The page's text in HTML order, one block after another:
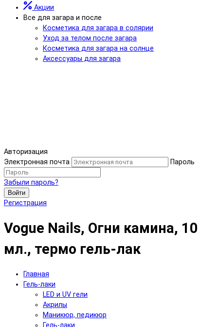
Акции
Все для загара и после
Косметика для загара в солярии
Уход за телом после загара
Косметика для загара на солнце
Аксессуары для загара
Авторизация
Электронная почта
Пароль
Забыли пароль?
Войти
Регистрация
Vogue Nails, Огни камина, 10
мл., термо гель-лак
Главная
Гель-лаки
LED и UV гели
Акрилы
Маникюр, педикюр
Гель-лаки